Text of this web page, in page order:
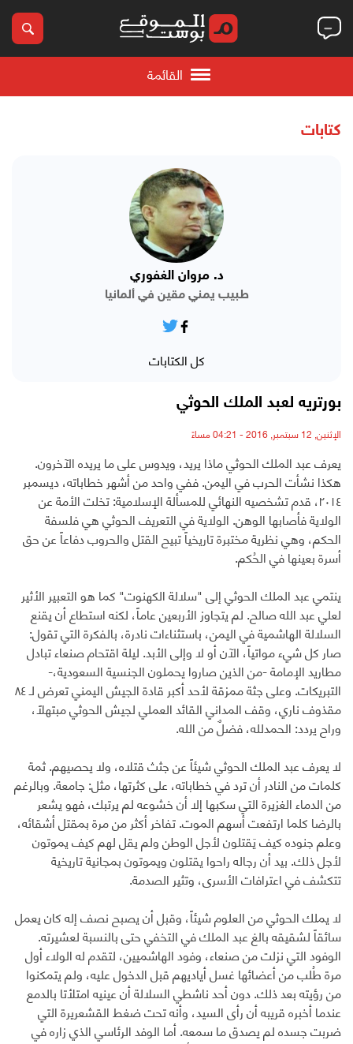
القائمة
كتابات
د. مروان الغفوري
طبيب يمني مقين في ألمانيا
كل الكتابات
بورتريه لعبد الملك الحوثي
الإثنين, 12 سبتمبر, 2016 - 04:21 مساءً
يعرف عبد الملك الحوثي ماذا يريد، ويدوس على ما يريده الآخرون.
هكذا نشأت الحرب في اليمن. ففي واحد من أشهر خطاباته، ديسمبر
٢٠١٤، قدم تشخصيه النهائي للمسألة الإسلامية: تخلت الأمة عن
الولاية فأصابها الوهن. الولاية في التعريف الحوثي هي فلسفة
الحكم، وهي نظرية مختبرة تاريخياً تبيح القتل والحروب دفاعاً عن حق
أسرة بعينها في الحُكم.
ينتمي عبد الملك الحوثي إلى "سلالة الكهنوت" كما هو التعبير الأثير
لعلي عبد الله صالح. لم يتجاوز الأربعين عاماً، لكنه استطاع أن يقنع
السلالة الهاشمية في اليمن، باستثناءات نادرة، بالفكرة التي تقول:
صار كل شيء مواتياً، الآن أو لا وإلى الأبد. ليلة اقتحام صنعاء تبادل
مطاريد الإمامة -من الذين صاروا يحملون الجنسية السعودية،-
التبريكات. وعلى جثة ممزقة لأحد أكبر قادة الجيش اليمني تعرض لـ ٨٤
مقذوف ناري، وقف المداني القائد العملي لجيش الحوثي مبتهلاً،
وراح يردد: الحمدلله، فضلٌ من الله.
لا يعرف عبد الملك الحوثي شيئاً عن جثث قتلاه، ولا يحصيهم. ثمة
كلمات من النادر أن ترد في خطاباته، على كثرتها، مثل: جامعة. وبالرغم
من الدماء الغزيرة التي سكبها إلا أن خشوعه لم يرتبك، فهو يشعر
بالرضا كلما ارتفعت أسهم الموت. تفاخر أكثر من مرة بمقتل أشقائه،
وعلم جنوده كيف يَقتلون لأجل الوطن ولم يقل لهم كيف يموتون
لأجل ذلك. بيد أن رجاله راحوا يقتلون ويموتون بمجانية تاريخية
تتكشف في اعترافات الأسرى، وتثير الصدمة.
لا يملك الحوثي من العلوم شيئاً، وقبل أن يصبح نصف إله كان يعمل
سائقاً لشقيقه بالغ عبد الملك في التخفي حتى بالنسبة لعشيرته.
الوفود التي نزلت من صنعاء، وفود الهاشميين، لتقدم له الولاء أول
مرة طُلب من أعضائها غسل أياديهم قبل الدخول عليه، ولم يتمكنوا
من رؤيته بعد ذلك. دون أحد ناشطي السلالة أن عينيه امتلأتا بالدمع
عندما أخبره قريبه أن رأى السيد، وأنه تحت ضغط القشعريرة التي
ضربت جسده لم يصدق ما سمعه. أما الوفد الرئاسي الذي زاره في